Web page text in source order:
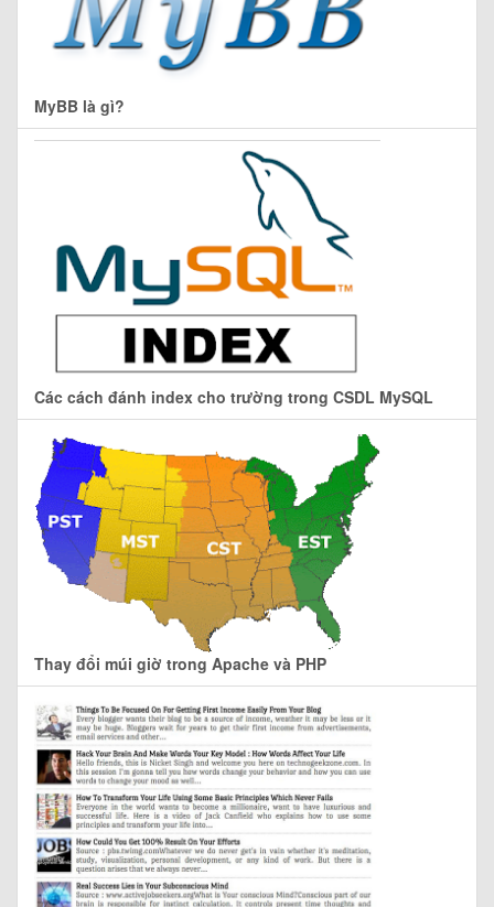
MyBB là gì?
Các cách đánh index cho trường trong CSDL MySQL
Thay đổi múi giờ trong Apache và PHP